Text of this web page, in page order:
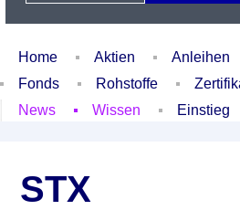
Home Aktien Anleihen
Fonds
Rohstoffe
News
Wissen Einstieg
STX